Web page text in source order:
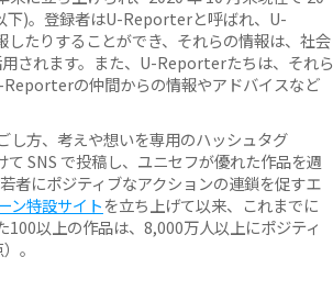
下)。登録者はU-Reporterと呼ばれ、U-
たりすることができ、それらの情報は、社会
されます。また、U-Reporterたちは、それら
の仲間からの情報やアドバイスなど
し方、考えや想いを専用のハッシュタグ
SNS で投稿し、ユニセフが優れた作品を週
者にポジティブなアクションの連鎖を促すエ
ン特設サイトを立ち上げて以来、これまでに
以上の作品は、8,000万人以上にポジティ
。